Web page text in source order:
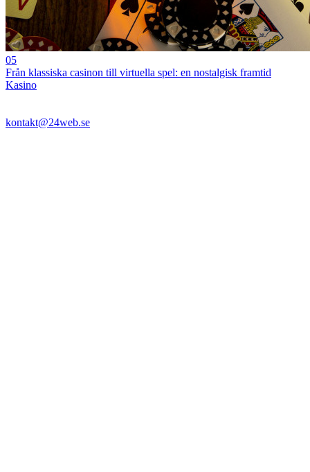
05
Från klassiska casinon till virtuella spel: en nostalgisk framtid
Kasino
kontakt@24web.se